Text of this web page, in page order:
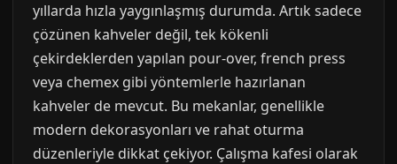
yıllarda hızla yaygınlaşmış durumda. Artık sadece
çözünen kahveler değil, tek kökenli
çekirdeklerden yapılan pour-over, french press
veya chemex gibi yöntemlerle hazırlanan
kahveler de mevcut. Bu mekanlar, genellikle
modern dekorasyonları ve rahat oturma
düzenleriyle dikkat çekiyor. Çalışma kafesi olarak